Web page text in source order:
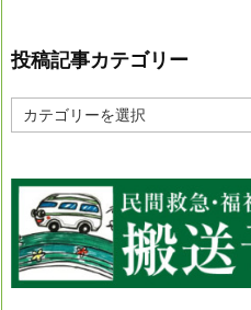
投稿記事カテゴリー
稿
カ
ゴ
リ
ー